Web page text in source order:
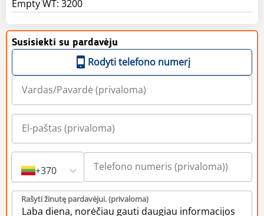
Susisiekti su pardavėju
Rodyti telefono numerį
+370
Rašyti žinutę pardavėjui. (privaloma)